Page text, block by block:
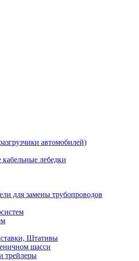
автомобилей)
лебедки
для замены трубопроводов
Штативы
шасси
трейлеры